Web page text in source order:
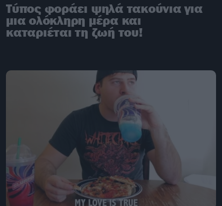
Τύπος φοράει ψηλά τακούνια για
μια ολόκληρη μέρα και
καταριέται τη ζωή του!